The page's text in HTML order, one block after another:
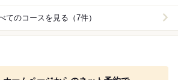
てのコースを見る（7件）
ポン